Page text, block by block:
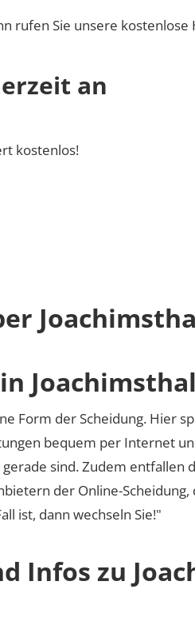
rufen Sie unsere kostenlose
an
kostenlos!
Joachimsthal
Form der Scheidung. Hier
bequem per Internet
gerade sind. Zudem entfallen
der Online-
ist, dann wechseln Sie!"
Infos zu